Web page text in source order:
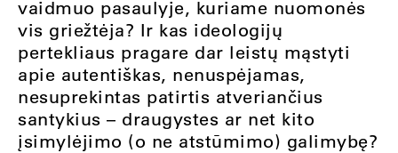
vaidmuo pasaulyje, kuriame nuomonės
vis griežtėja? Ir kas ideologijų
pertekliaus pragare dar leistų mąstyti
apie autentiškas, nenuspėjamas,
nesuprekintas patirtis atveriančius
santykius – draugystes ar net kito
įsimylėjimo (o ne atstūmimo) galimybę?